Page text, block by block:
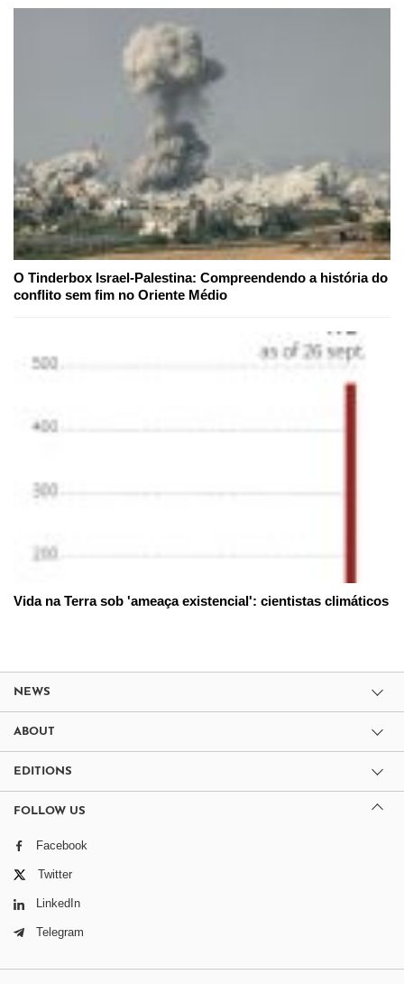
O Tinderbox Israel-Palestina: Compreendendo a história do
conflito sem fim no Oriente Médio
Vida na Terra sob 'ameaça existencial': cientistas climáticos
NEWS
ABOUT
EDITIONS
FOLLOW US
Facebook
Twitter
LinkedIn
Telegram